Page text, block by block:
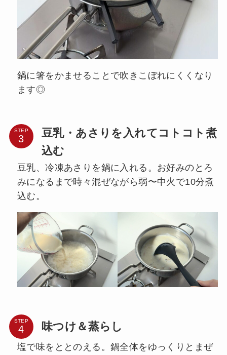
鍋に箸をかませることで吹きこぼれにくくなり
ます◎
STEP
豆乳・あさりを入れてコトコト煮
込む
豆乳、冷凍あさりを鍋に入れる。お好みのとろ
みになるまで時々混ぜながら弱〜中火で10分煮
込む。
STEP 味つけ＆蒸らし
塩で味をととのえる。鍋全体をゆっくりとまぜ